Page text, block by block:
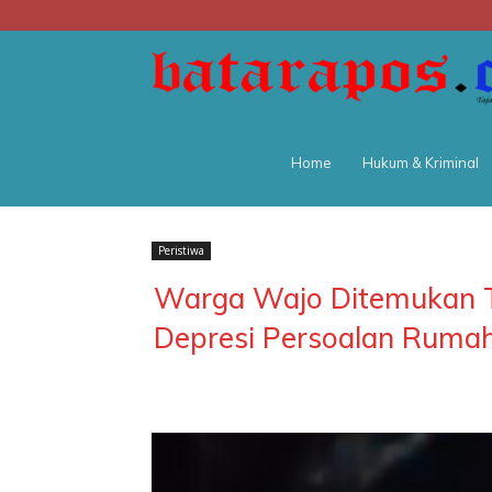
Home Hukum & Kriminal
Peristiwa
Warga Wajo Ditemukan
Depresi Persoalan